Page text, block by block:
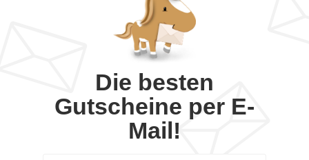
Die besten
Gutscheine per E-
Mail!